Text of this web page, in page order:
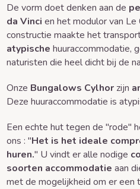
De vorm doet denken aan de
da Vinci en het modulor van
constructie maakte het
atypische huuraccommodatie,
naturisten die heel dicht bij de
Onze Bungalows Cylhor zijn
Deze huuraccommodatie is
Een echte hut tegen de "rode"
ons : "Het is het ideale
huren." U vindt er alle nodige
soorten accommodatie aan
met de mogelijkheid om er een